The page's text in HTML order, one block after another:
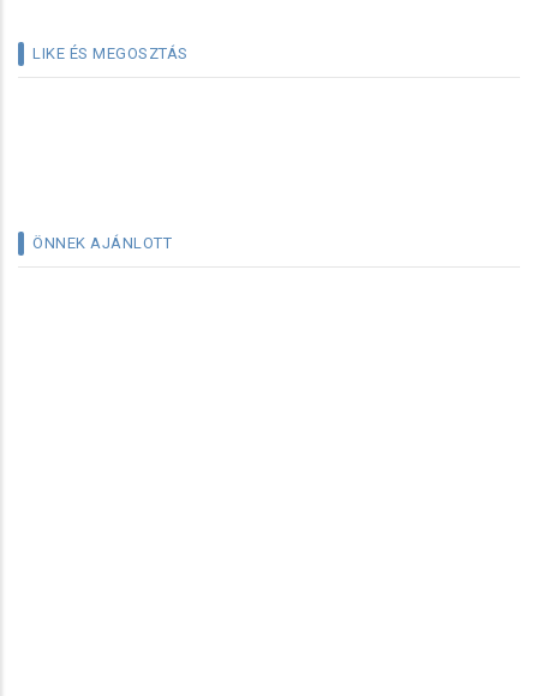
LIKE ÉS MEGOSZTÁS
ÖNNEK AJÁNLOTT